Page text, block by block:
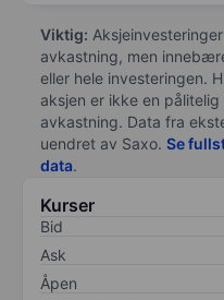
Viktig:
avkastning, men
eller hele investeringen.
aksjen er ikke en
avkastning. Data fra
uendret av Saxo. Se
data.
Kurser
Bid
Ask
Åpen